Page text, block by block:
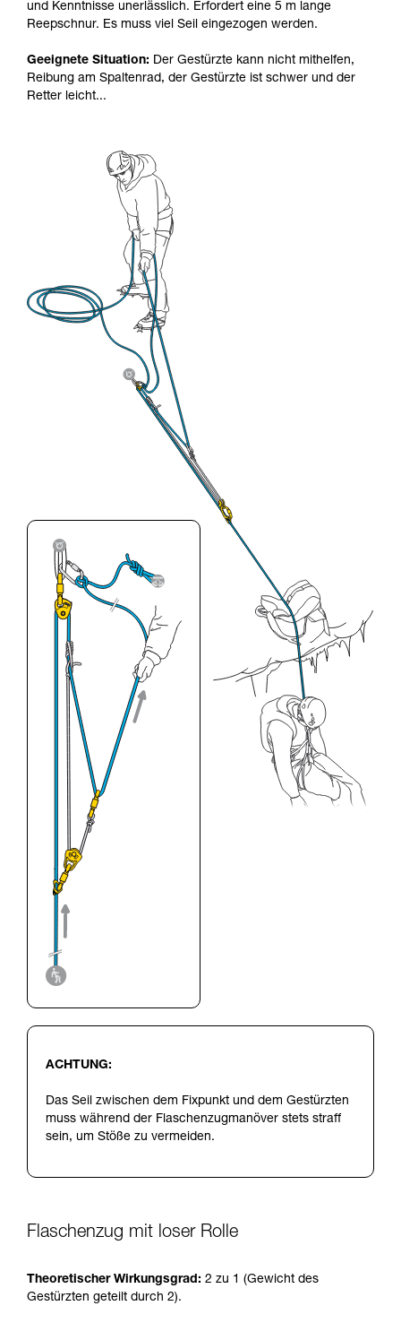
und Kenntnisse unerlässlich. Erfordert eine 5 m lange
Reepschnur. Es muss viel Seil eingezogen werden.
Geeignete Situation: Der Gestürzte kann nicht mithelfen,
Reibung am Spaltenrad, der Gestürzte ist schwer und der
Retter leicht...
ACHTUNG:
Das Seil zwischen dem Fixpunkt und dem Gestürzten
muss während der Flaschenzugmanöver stets straff
sein, um Stöße zu vermeiden.
Flaschenzug mit loser Rolle
Theoretischer Wirkungsgrad: 2 zu 1 (Gewicht des
Gestürzten geteilt durch 2).